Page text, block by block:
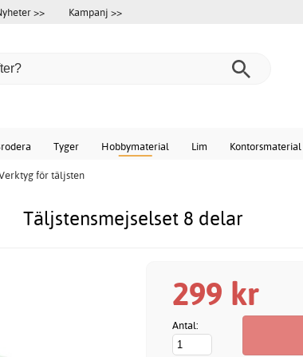
>> Kampanj >>
Tyger Hobbymaterial Lim Kontorsmaterial
för täljsten
Täljstensmejselset 8 delar
299 kr
Antal: